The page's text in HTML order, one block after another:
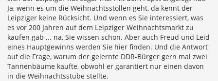
Ja, wenn es um die Weihnachtsstollen geht, da kennt der
Leipziger keine Rücksicht. Und wenn es Sie interessiert, was
es vor 200 Jahren auf dem Leipziger Weihnachtsmarkt zu
kaufen gab ... na, Sie wissen schon. Aber auch Freud und Leid
eines Hauptgewinns werden Sie hier finden. Und die Antwort
auf die Frage, warum der gelernte DDR-Bürger gern mal zwei
Tannenbäume kaufte, obwohl er garantiert nur einen davon
in die Weihnachtsstube stellte.